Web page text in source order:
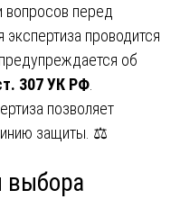
вопросов перед
проводится
об
307 УК РФ
позволяет
защиты. ⚖️
выбора